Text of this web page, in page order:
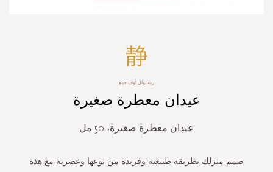
ريتشوال أوف جينغ
عيدان معطرة صغيرة
عيدان معطرة صغيرة، 50 مل
صمم منزلك بطريقة طبيعية وفريدة من نوعها وعصرية مع هذه